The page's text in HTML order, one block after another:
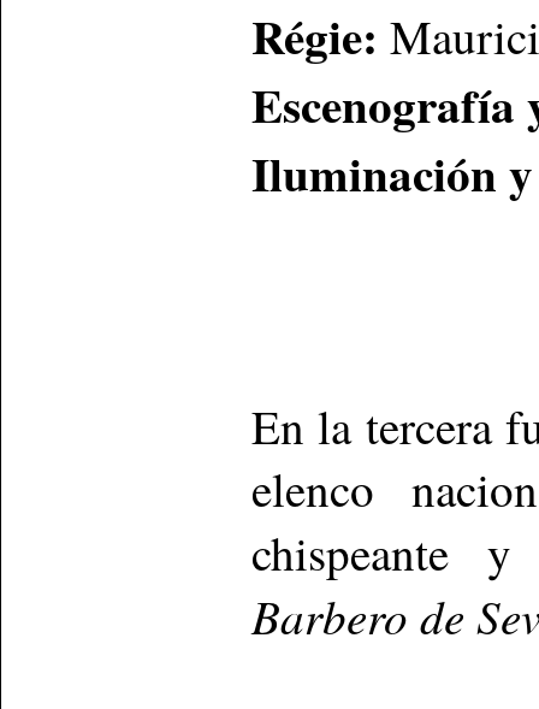
Régie:
Escenografía
Iluminación
En la tercera
elenco
chispeante
Barbero de